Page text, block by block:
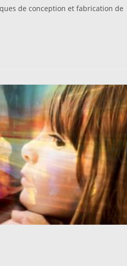
de conception et fabrication de